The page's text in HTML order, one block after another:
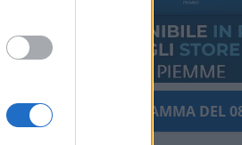
PORROGRAMMA DEL